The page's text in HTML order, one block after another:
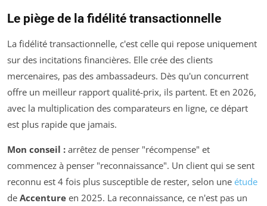
Le piège de la fidélité transactionnelle
La fidélité transactionnelle, c'est celle qui repose uniquement
sur des incitations financières. Elle crée des clients
mercenaires, pas des ambassadeurs. Dès qu'un concurrent
offre un meilleur rapport qualité-prix, ils partent. Et en 2026,
avec la multiplication des comparateurs en ligne, ce départ
est plus rapide que jamais.
Mon conseil : arrêtez de penser "récompense" et
commencez à penser "reconnaissance". Un client qui se sent
reconnu est 4 fois plus susceptible de rester, selon une étude
de Accenture en 2025. La reconnaissance, ce n'est pas un